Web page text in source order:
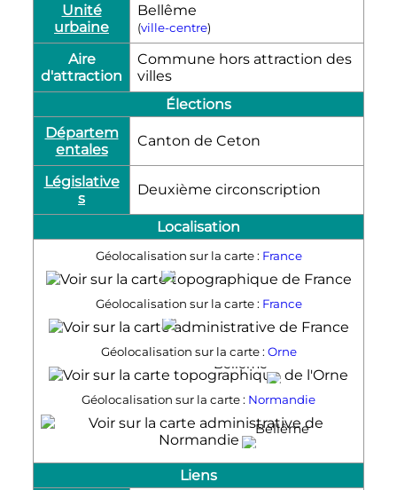
Unité
urbaine
Bellême
(ville-centre)
Aire
d'attraction
Commune hors attraction des
villes
Élections
Départem
entales
Canton de Ceton
Législative
s
Deuxième circonscription
Localisation
Géolocalisation sur la carte : France
Bellême
Géolocalisation sur la carte : France
Bellême
Géolocalisation sur la carte : Orne
Bellême
Géolocalisation sur la carte : Normandie
Bellême
Liens